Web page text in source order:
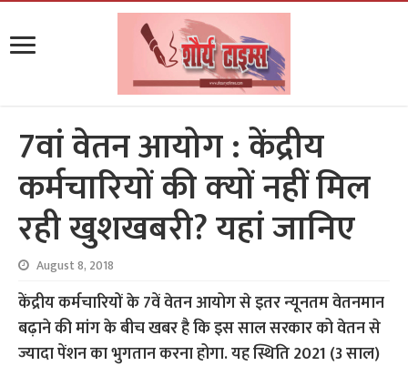
7वां वेतन आयोग : केंद्रीय
कर्मचारियों की क्‍यों नहीं मिल
रही खुशखबरी? यहां जानिए
August 8, 2018
केंद्रीय कर्मचारियों के 7वें वेतन आयोग से इतर न्‍यूनतम वेतनमान
बढ़ाने की मांग के बीच खबर है कि इस साल सरकार को वेतन से
ज्यादा पेंशन का भुगतान करना होगा. यह स्थिति 2021 (3 साल)